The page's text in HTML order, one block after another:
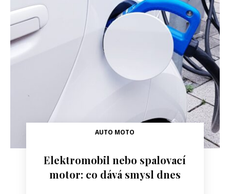
AUTO MOTO
Elektromobil nebo spalovací
motor: co dává smysl dnes